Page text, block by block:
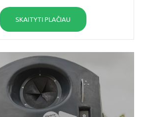
SKAITYTI PLAČIAU